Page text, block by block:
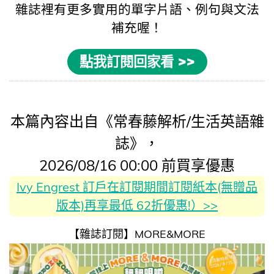
雜誌裡有更多實用的單字片語 、例句與文法
補充喔！
點我訂閱回家看 >>
本篇內容出自《常春藤解析/生活英語雜
誌》，
2026/08/16 00:00 前買享優惠
Ivy Engrest 訂戶在訂閱期間訂閱紙本(無贈品
版本)再享最低 62折優惠!）>>
【雜誌訂閱】MORE&MORE